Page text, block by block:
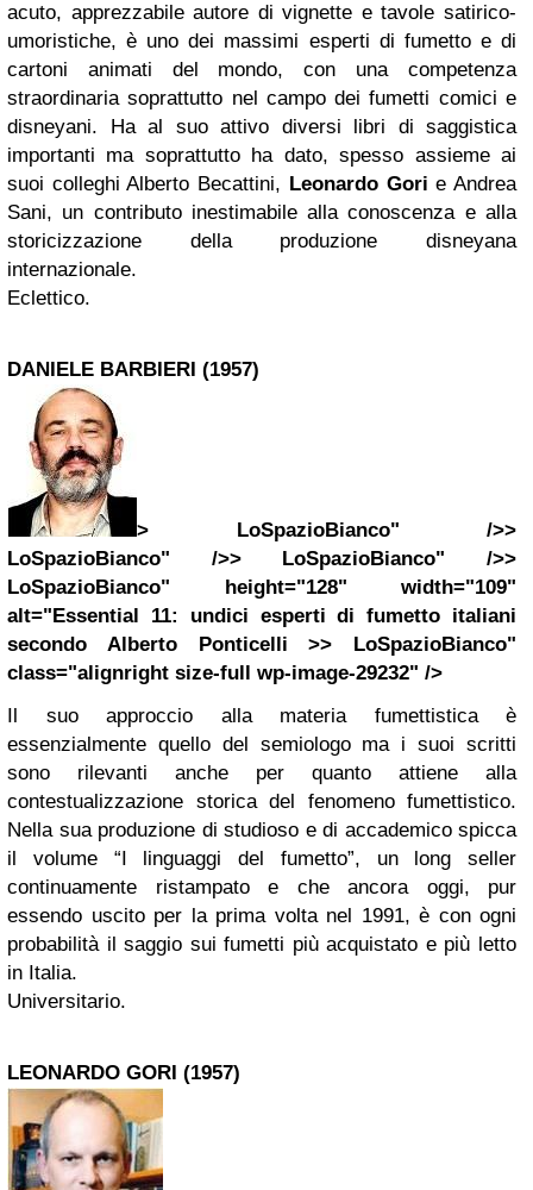
acuto, apprezzabile autore di vignette e tavole satirico-
umoristiche, è uno dei massimi esperti di fumetto e di
cartoni animati del mondo, con una competenza
straordinaria soprattutto nel campo dei fumetti comici e
disneyani. Ha al suo attivo diversi libri di saggistica
importanti ma soprattutto ha dato, spesso assieme ai
suoi colleghi Alberto Becattini, Leonardo Gori e Andrea
Sani, un contributo inestimabile alla conoscenza e alla
storicizzazione della produzione disneyana
internazionale.
Eclettico.
DANIELE BARBIERI (1957)
> LoSpazioBianco" />>
LoSpazioBianco" />> LoSpazioBianco" />>
LoSpazioBianco" height="128" width="109"
alt="Essential 11: undici esperti di fumetto italiani
secondo Alberto Ponticelli >> LoSpazioBianco"
class="alignright size-full wp-image-29232" />
Il suo approccio alla materia fumettistica è
essenzialmente quello del semiologo ma i suoi scritti
sono rilevanti anche per quanto attiene alla
contestualizzazione storica del fenomeno fumettistico.
Nella sua produzione di studioso e di accademico spicca
il volume “I linguaggi del fumetto”, un long seller
continuamente ristampato e che ancora oggi, pur
essendo uscito per la prima volta nel 1991, è con ogni
probabilità il saggio sui fumetti più acquistato e più letto
in Italia.
Universitario.
LEONARDO GORI (1957)